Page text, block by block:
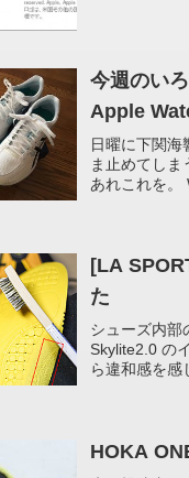
今週のい
Apple
日曜に下関海
ま止めてし
あれこれを。
[LA
た
シューズ内部
Skylite2.0 の
ら違和感を感
HOKA